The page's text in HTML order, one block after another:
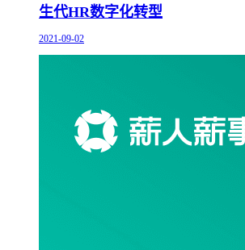
生代HR数字化转型
2021-09-02